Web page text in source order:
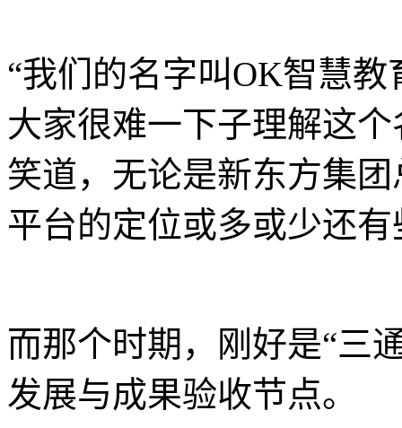
“我们的名字叫OK智慧
大家很难一下子理解这
笑道，无论是新东方集
平台的定位或多或少还
而那个时期，刚好是“三
发展与成果验收节点。